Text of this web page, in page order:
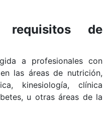
requisitos de
a profesionales con
las áreas de nutrición,
kinesiología, clínica
u otras áreas de la